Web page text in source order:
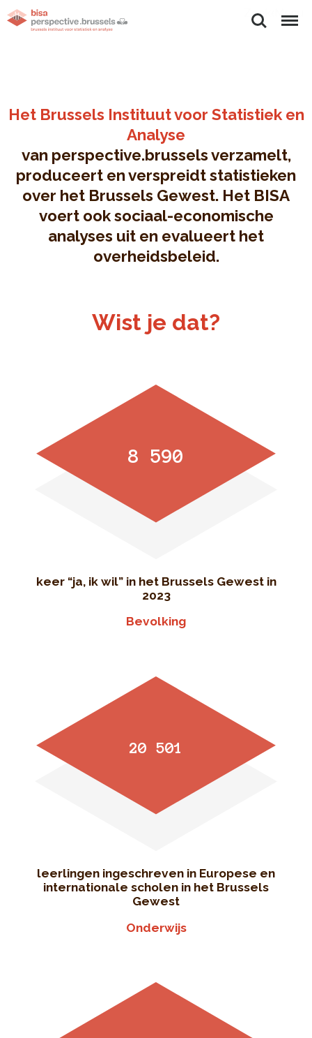
ZoekenMenu
Het Brussels Instituut voor Statistiek en
Analyse
van perspective.brussels verzamelt,
produceert en verspreidt statistieken
over het Brussels Gewest. Het BISA
voert ook sociaal-economische
analyses uit en evalueert het
overheidsbeleid.
Wist je dat?
8 590
keer “ja, ik wil” in het Brussels Gewest in
2023
Bevolking
20 501
leerlingen ingeschreven in Europese en
internationale scholen in het Brussels
Gewest
Onderwijs